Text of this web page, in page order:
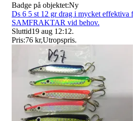
Badge på objektet:Ny
Ds 6 5 st 12 gr drag i mycket effektiva
SAMFRAKTAR vid behov.
Sluttid19 aug 12:12.
Pris:76 kr,Utropspris.